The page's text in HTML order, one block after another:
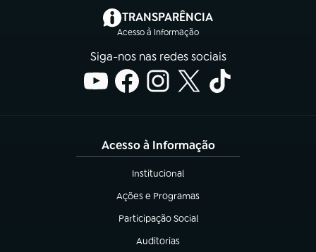
TRANSPARÊNCIA
Acesso à Informação
(abre em nova aba)
Siga-nos nas redes sociais
Acesso à Informação
Institucional
(abre em nova aba)
Ações e Programas
(abre em nova aba)
Participação Social
(abre em nova aba)
Auditorias
(abre em nova aba)